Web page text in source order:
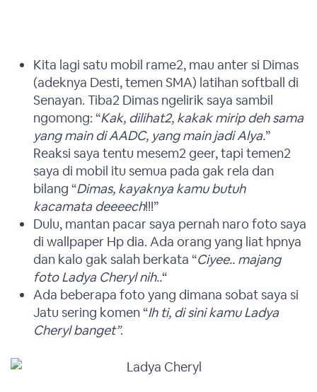
Kita lagi satu mobil rame2, mau anter si Dimas
(adeknya Desti, temen SMA) latihan softball di
Senayan. Tiba2 Dimas ngelirik saya sambil
ngomong: “Kak, dilihat2, kakak mirip deh sama
yang main di AADC, yang main jadi Alya.”
Reaksi saya tentu mesem2 geer, tapi temen2
saya di mobil itu semua pada gak rela dan
bilang “Dimas, kayaknya kamu butuh
kacamata deeeech!!!”
Dulu, mantan pacar saya pernah naro foto saya
di wallpaper Hp dia. Ada orang yang liat hpnya
dan kalo gak salah berkata “Ciyee.. majang
foto Ladya Cheryl nih..“
Ada beberapa foto yang dimana sobat saya si
Jatu sering komen “Ih ti, di sini kamu Ladya
Cheryl banget”.